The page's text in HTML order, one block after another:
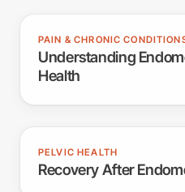
PAIN & CHRONIC
Understanding
Health
PELVIC HEALTH
Recovery After